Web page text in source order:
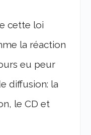
cette loi
la réaction
eu peur
diffusion: la
le CD et